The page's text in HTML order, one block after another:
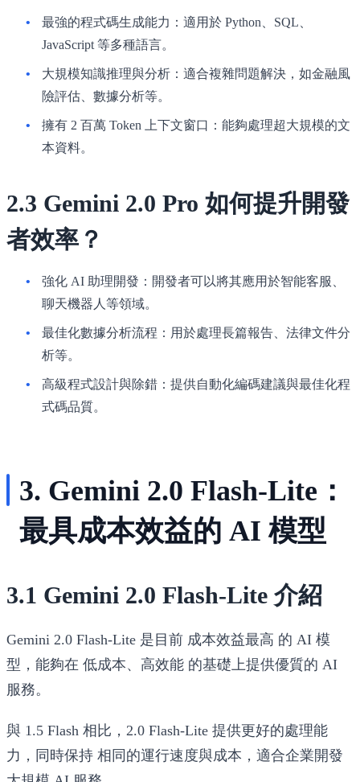
最強的程式碼生成能力 ：適用於 Python、SQL、
JavaScript 等多種語言。
大規模知識推理與分析 ：適合複雜問題解決，如金融風
險評估、數據分析等。
擁有 2 百萬 Token 上下文窗口 ：能夠處理超大規模的文
本資料。
2.3 Gemini 2.0 Pro 如何提升開發
者效率？
強化 AI 助理開發 ：開發者可以將其應用於智能客服、
聊天機器人等領域。
最佳化數據分析流程 ：用於處理長篇報告、法律文件分
析等。
高級程式設計與除錯 ：提供自動化編碼建議與最佳化程
式碼品質。
3. Gemini 2.0 Flash-Lite：
最具成本效益的 AI 模型
3.1 Gemini 2.0 Flash-Lite 介紹
Gemini 2.0 Flash-Lite 是目前 成本效益最高 的 AI 模
型，能夠在 低成本、高效能 的基礎上提供優質的 AI
服務。
與 1.5 Flash 相比， 2.0 Flash-Lite 提供更好的處理能
力，同時保持 相同的運行速度與成本 ，適合企業開發